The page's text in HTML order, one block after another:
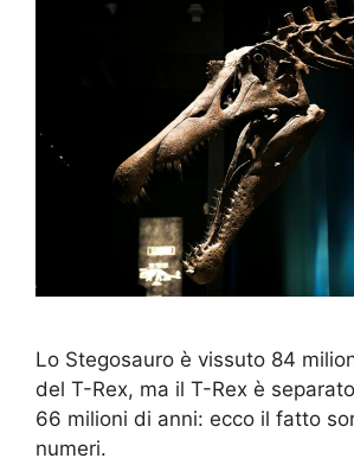
Lo Stegosauro è vissuto 84
del T-Rex, ma il T-Rex è
66 milioni di anni: ecco il fatto
numeri.